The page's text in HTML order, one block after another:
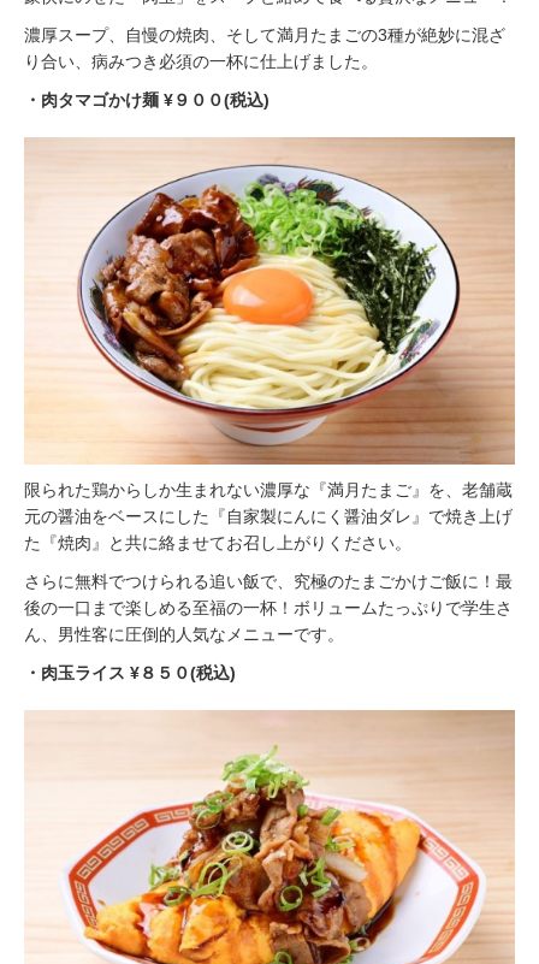
濃厚スープ、自慢の焼肉、そして満月たまごの3種が絶妙に混ざ
り合い、病みつき必須の一杯に仕上げました。
・⾁タマゴかけ麺 ¥９００(税込)
限られた鶏からしか生まれない濃厚な『満月たまご』を、老舗蔵
元の醤油をベースにした『自家製にんにく醤油ダレ』で焼き上げ
た『焼肉』と共に絡ませてお召し上がりください。
さらに無料でつけられる追い飯で、究極のたまごかけご飯に！最
後の一口まで楽しめる至福の一杯！ボリュームたっぷりで学生さ
ん、男性客に圧倒的人気なメニューです。
・⾁⽟ライス ¥８５０(税込)